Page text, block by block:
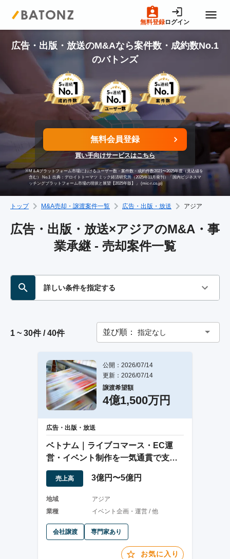
無料登録ログイン
トップページ
M&A案件一覧
買いたい方へ
成約事例
M&A専門家の方へ
広告・出版・放送のM&Aなら案件数・成約数No.1
のバトンズ
無料会員登録
買い手向けサービスはこちら
※M＆Aプラットフォーム市場におけるユーザー数・案件数・成約件数2021〜2025年度（見込値を
含む） No.1 出典：デロイトトーマツ ミック経済研究所（2025年11月発刊）「国内ビジネスマ
ッチングプラットフォーム市場の現状と展望【2025年版】」 (mic-r.co.jp)
トップ M&A売却・譲渡案件一覧 広告・出版・放送 アジア
広告・出版・放送×アジアのM&A・事
業承継 - 売却案件一覧
詳しい条件を指定する
1 ~ 30件 / 40件 並び順： 指定なし
公開：2026/07/14
更新：2026/07/14
譲渡希望額
4億1,500万円
広告・出版・放送
ベトナム｜ライブコマース・EC運
営・イベント制作を一気通貫で支援
する成長企業
売上高 3億円〜5億円
地域
アジア
業種
イベント企画・運営 / 他
会社譲渡 専門家あり
お気に入り